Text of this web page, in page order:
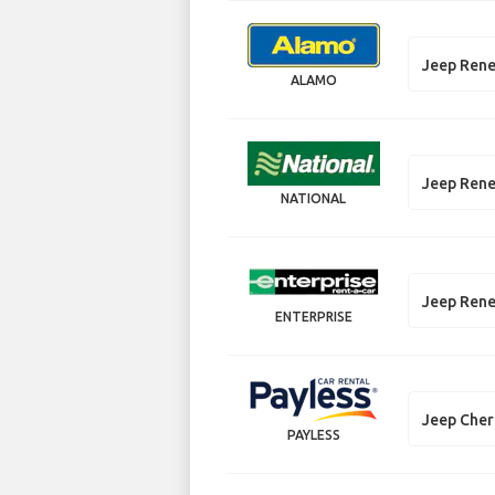
ALAMO
Jeep
NATIONAL
Jeep
ENTERPRISE
Jeep
PAYLESS
Jeep